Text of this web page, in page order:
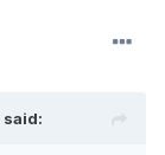
said: